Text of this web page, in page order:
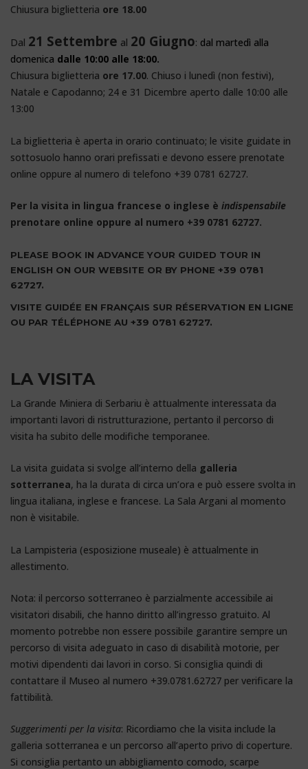
Chiusura biglietteria ore 18.00
Dal 21 Settembre al 20 Giugno: dal martedì alla
domenica dalle 10:00 alle 18:00.
Chiusura biglietteria ore 17.00. Chiuso i lunedì (non festivi),
Natale e Capodanno; 24 e 31 Dicembre aperto dalle 10:00 alle
13:00
La biglietteria è aperta in orario continuato; le visite guidate in
sottosuolo hanno orari prefissati e devono essere prenotate
online oppure al numero di telefono +39 0781 62727.
Per la visita in lingua francese o inglese è indispensabile
prenotare online oppure al numero +39 0781 62727.
PLEASE BOOK IN ADVANCE YOUR GUIDED TOUR IN
ENGLISH ON OUR WEBSITE OR BY PHONE +39 0781
62727.
VISITE GUIDÉE EN FRANÇAIS SUR RÉSERVATION EN LIGNE
OU PAR TÉLÉPHONE AU +39 0781 62727.
LA VISITA
La Grande Miniera di Serbariu è attualmente interessata da
importanti lavori di ristrutturazione, pertanto il percorso di
visita ha subito delle modifiche temporanee.
La visita guidata si svolge all’interno della galleria
sotterranea, ha la durata di circa un’ora e può essere svolta in
lingua italiana, inglese e francese. La Sala Argani al momento
non è visitabile.
La Lampisteria (esposizione museale) è attualmente in
allestimento.
Nota: il percorso sotterraneo è parzialmente accessibile ai
visitatori disabili, che hanno diritto all’ingresso gratuito. Al
momento potrebbe non essere possibile garantire sempre un
percorso di visita adeguato in caso di disabilità motorie, per
motivi dipendenti dai lavori in corso. Si consiglia quindi di
contattare il Museo al numero +39.0781.62727 per verificare la
fattibilità.
Suggerimenti per la visita: Ricordiamo che la visita include la
galleria sotterranea e un percorso all’aperto privo di coperture.
Si consiglia pertanto un abbigliamento comodo, scarpe